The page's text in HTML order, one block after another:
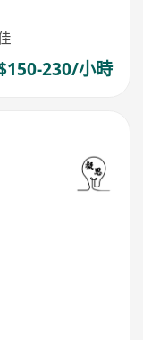
230/小時